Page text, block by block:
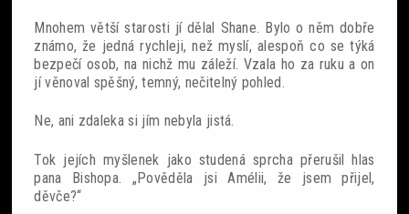
Mnohem větší starosti jí dělal Shane. Bylo o něm dobře
známo, že jedná rychleji, než myslí, alespoň co se týká
bezpečí osob, na nichž mu záleží. Vzala ho za ruku a on
jí věnoval spěšný, temný, nečitelný pohled.
Ne, ani zdaleka si jím nebyla jistá.
Tok jejích myšlenek jako studená sprcha přerušil hlas
pana Bishopa. „Pověděla jsi Amélii, že jsem přijel,
děvče?“